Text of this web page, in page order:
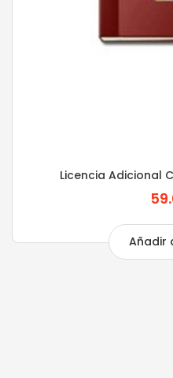
Licencia Adicional
Añadir